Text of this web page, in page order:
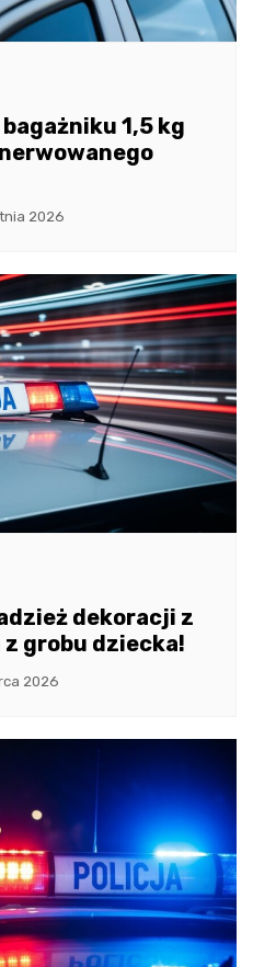
1,5 kg
2026
dekoracji z
grobu dziecka!
2026